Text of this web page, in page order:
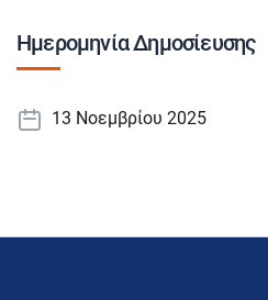
Ημερομηνία Δημοσίευσης
13 Νοεμβρίου 2025